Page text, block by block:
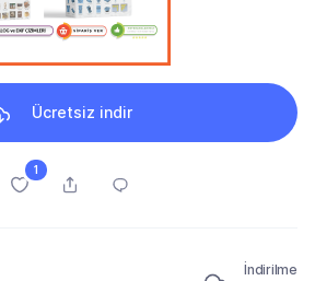
Ücretsiz indir
1
İndirilme